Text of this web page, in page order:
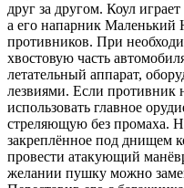
друг за другом. Коул
а его напарник Маленький
противников. При
хвостовую часть
летательный аппарат,
лезвиями. Если противник
использовать главное
стреляющую без промаха.
закреплённое под днищем
провести атакующий
желании пушку можно